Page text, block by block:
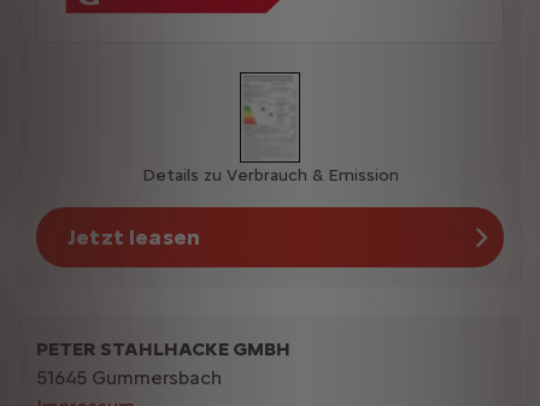
Details zu Verbrauch & Emission
Jetzt leasen
PETER STAHLHACKE GMBH
51645 Gummersbach